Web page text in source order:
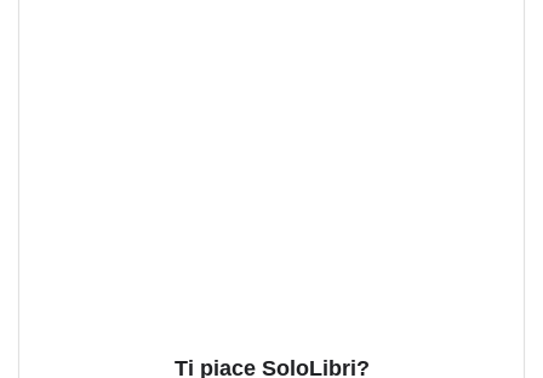
Ti piace SoloLibri?